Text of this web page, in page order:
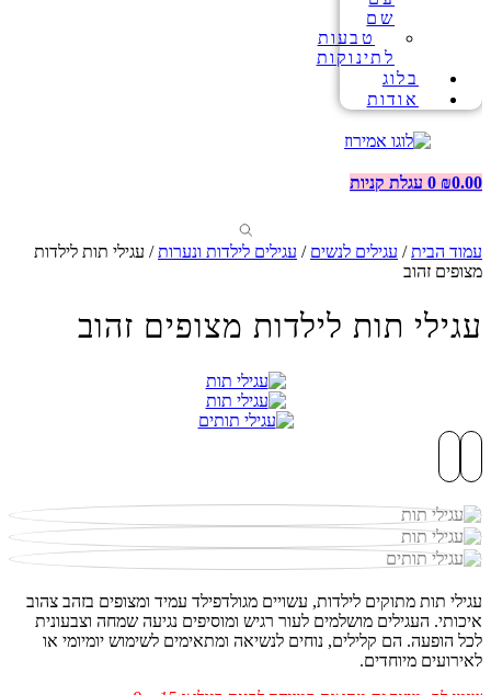
שם
טבעות
לתינוקות
בלוג
אודות
₪0.00
0 עגלת קניות
עמוד הבית/ עגילים לנשים / עגילים לילדות ונערות/ עגילי תות לילדות
מצופים זהוב
עגילי תות לילדות מצופים זהוב
עגילי תות מתוקים לילדות, עשויים מגולדפילד עמיד ומצופים בזהב צהוב
איכותי. העגילים מושלמים לעור רגיש ומוסיפים נגיעה שמחה וצבעונית
לכל הופעה. הם קלילים, נוחים לנשיאה ומתאימים לשימוש יומיומי או
לאירועים מיוחדים.